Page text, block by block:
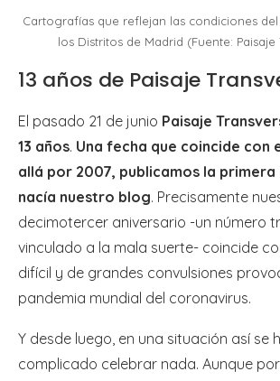
Cartografías que reflejan las condiciones
los Distritos de Madrid (Fuente: Paisaje
13 años de Paisaje
El pasado 21 de junio Paisaje
13 años. Una fecha que coincide con
allá por 2007, publicamos la
nacía nuestro blog. Precisamente
decimotercer aniversario -un número
vinculado a la mala suerte- coincide
difícil y de grandes convulsiones
pandemia mundial del coronavirus.
Y desde luego, en una situación así se
complicado celebrar nada. Aunque